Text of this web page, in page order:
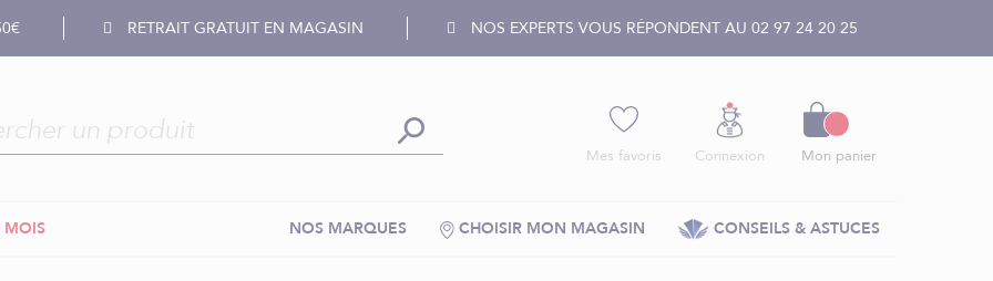
RETRAIT GRATUIT EN MAGASIN NOS EXPERTS VOUS RÉPONDENT AU 02 97 24 20 25
Mes favoris Connexion Mon panier
MOIS CONSEILS & ASTUCES
CHOISIR MON MAGASIN
NOS MARQUES